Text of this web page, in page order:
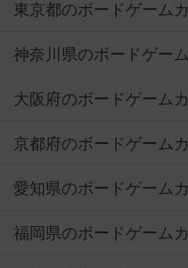
東京都のボードゲーム
神奈川県のボードゲー
大阪府のボードゲーム
京都府のボードゲーム
愛知県のボードゲーム
福岡県のボードゲーム